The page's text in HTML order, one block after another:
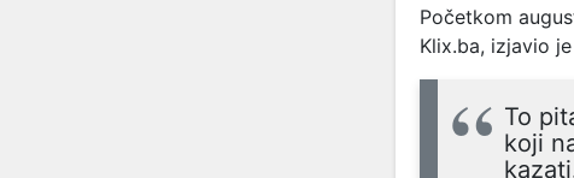
Početkom
Klix.ba, izjavio
To
koji